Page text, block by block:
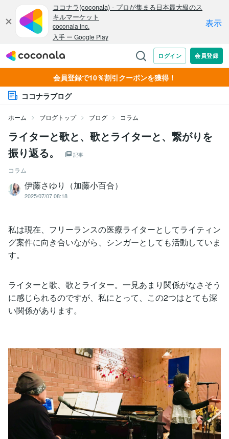
会員登録で10％割引クーポンを獲得！
ココナラブログ
ホーム ブログトップ ブログ コラム
ライターと歌と、歌とライターと、繋がりを
振り返る。
記事
コラム
伊藤さゆり（加藤小百合）
2025/07/07 08:18
私は現在、フリーランスの医療ライターとしてライティン
グ案件に向き合いながら、シンガーとしても活動していま
す。
ライターと歌、歌とライター。一見あまり関係がなさそう
に感じられるのですが、私にとって、この2つはとても深
い関係があります。